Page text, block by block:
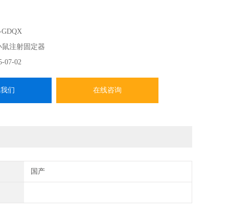
GDQX
鼠注射固定器
07-02
们 在线咨询
国产